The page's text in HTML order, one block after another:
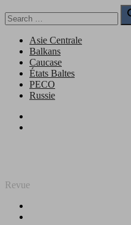
to
for:
Asie Centrale
Balkans
Caucase
États Baltes
PECO
Russie
Revue